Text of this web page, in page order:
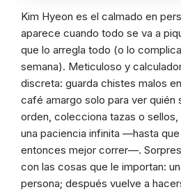
Kim Hyeon es el calmado en
aparece cuando todo se va a
que lo arregla todo (o lo
semana). Meticuloso y
discreta: guarda chistes malos
café amargo solo para ver quién
orden, colecciona tazas o
una paciencia infinita —hasta que
entonces mejor correr—.
con las cosas que le importan:
persona; después vuelve a